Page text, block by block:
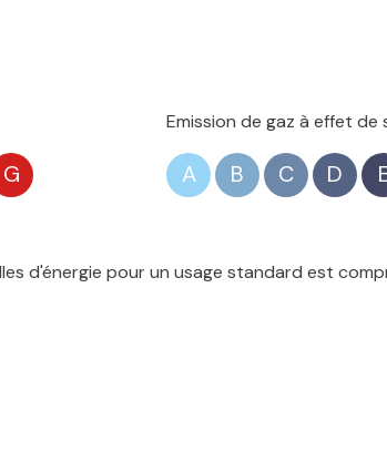
G
Emission de gaz à effet de
A B C D
d'énergie pour un usage standard est